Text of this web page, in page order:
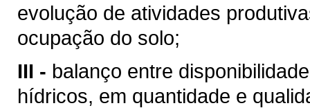
evolução de atividades
ocupação do solo;
III - balanço entre
hídricos, em quantidade e